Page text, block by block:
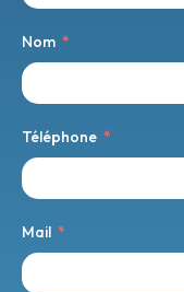
Nom
Téléphone
Mail